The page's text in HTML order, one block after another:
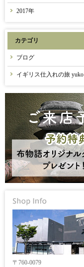
2017年
カテゴリ
ブログ
イギリス仕入れの旅 yuko
〒760-0079